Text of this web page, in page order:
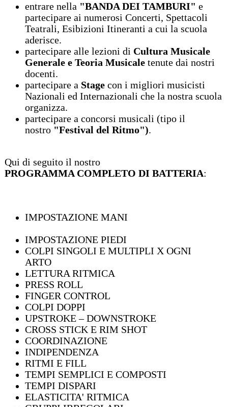
entrare nella "BANDA DEI TAMBURI" e
partecipare ai numerosi Concerti, Spettacoli
Teatrali, Esibizioni Itineranti a cui la scuola
aderisce.
partecipare alle lezioni di Cultura Musicale
Generale e Teoria Musicaletenute dai nostri
docenti.
partecipare a Stagecon i migliori musicisti
Nazionali ed Internazionali che la nostra scuola
organizza.
partecipare a concorsi musicali (tipo il
nostro "Festival del Ritmo").
Qui di seguito il nostro
PROGRAMMA COMPLETO DI BATTERIA:
IMPOSTAZIONE MANI
IMPOSTAZIONE PIEDI
COLPI SINGOLI E MULTIPLI X OGNI
ARTO
LETTURA RITMICA
PRESS ROLL
FINGER CONTROL
COLPI DOPPI
UPSTROKE – DOWNSTROKE
CROSS STICK E RIM SHOT
COORDINAZIONE
INDIPENDENZA
RITMI E FILL
TEMPI SEMPLICI E COMPOSTI
TEMPI DISPARI
ELASTICITA' RITMICA